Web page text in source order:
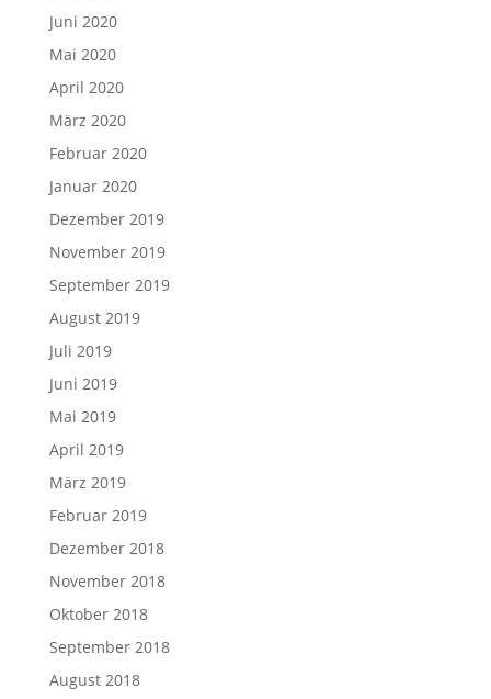
Juni 2020
Mai 2020
April 2020
März 2020
Februar 2020
Januar 2020
Dezember 2019
November 2019
September 2019
August 2019
Juli 2019
Juni 2019
Mai 2019
April 2019
März 2019
Februar 2019
Dezember 2018
November 2018
Oktober 2018
September 2018
August 2018